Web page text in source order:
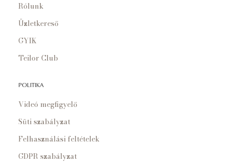
Rólunk
Üzletkereső
GYIK
Teilor Club
POLITIKA
Videó megfigyelő
Süti szabályzat
Felhasználási feltételek
GDPR szabályzat